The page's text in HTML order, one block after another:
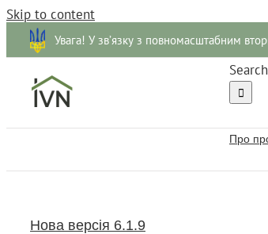
Skip to content
Увага! У зв’язку з повномасштабним
Про
Нова версія 6.1.9